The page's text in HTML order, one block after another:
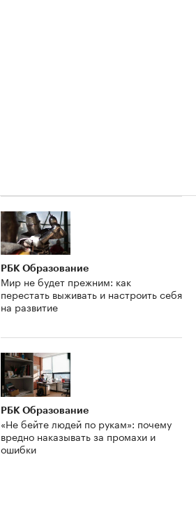
РБК Образование
Мир не будет прежним: как
перестать выживать и настроить себя
на развитие
РБК Образование
«Не бейте людей по рукам»: почему
вредно наказывать за промахи и
ошибки